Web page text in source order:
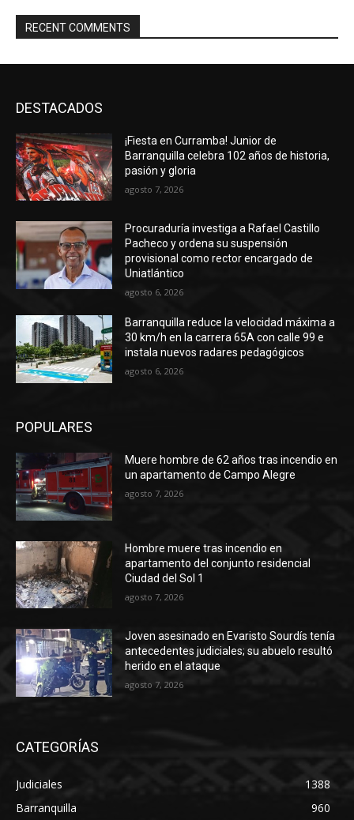
RECENT COMMENTS
DESTACADOS
¡Fiesta en Curramba! Junior de
Barranquilla celebra 102 años de historia,
pasión y gloria
agosto 7, 2026
Procuraduría investiga a Rafael Castillo
Pacheco y ordena su suspensión
provisional como rector encargado de
Uniatlántico
agosto 6, 2026
Barranquilla reduce la velocidad máxima a
30 km/h en la carrera 65A con calle 99 e
instala nuevos radares pedagógicos
agosto 6, 2026
POPULARES
Muere hombre de 62 años tras incendio en
un apartamento de Campo Alegre
agosto 7, 2026
Hombre muere tras incendio en
apartamento del conjunto residencial
Ciudad del Sol 1
agosto 7, 2026
Joven asesinado en Evaristo Sourdís tenía
antecedentes judiciales; su abuelo resultó
herido en el ataque
agosto 7, 2026
CATEGORÍAS
Judiciales
1388
Barranquilla
960